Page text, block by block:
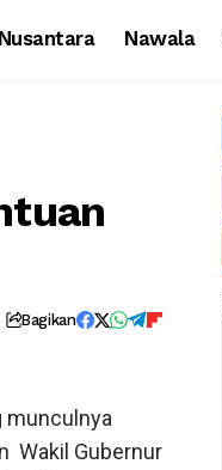
Nawala
Bagikan
munculnya
Wakil Gubernur